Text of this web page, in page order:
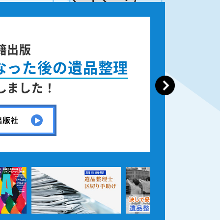
出版
った後の遺品整理
ました！